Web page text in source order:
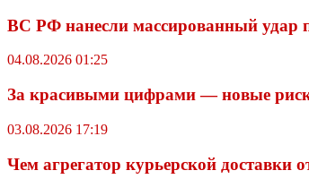
ВС РФ нанесли массированный удар
04.08.2026 01:25
За красивыми цифрами — новые
03.08.2026 17:19
Чем агрегатор курьерской доставки